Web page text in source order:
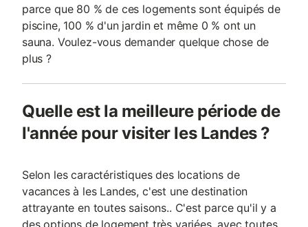
parce que 80 % de ces logements sont équipés de
piscine, 100 % d'un jardin et même 0 % ont un
sauna. Voulez-vous demander quelque chose de
plus ?
Quelle est la meilleure période de
l'année pour visiter les Landes ?
Selon les caractéristiques des locations de
vacances à les Landes, c'est une destination
attrayante en toutes saisons.. C'est parce qu'il y a
des options de logement très variées, avec toutes